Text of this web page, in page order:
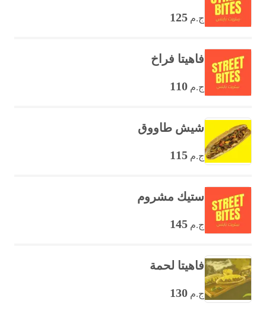
ج.م 125
فاهيتا فراخ
ج.م 110
شيش طاووق
ج.م 115
ستيك مشروم
ج.م 145
فاهيتا لحمة
ج.م 130